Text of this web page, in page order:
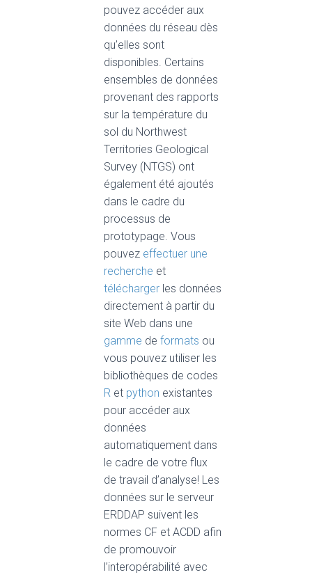
pouvez accéder aux
données du réseau dès
qu’elles sont
disponibles. Certains
ensembles de données
provenant des rapports
sur la température du
sol du Northwest
Territories Geological
Survey (NTGS) ont
également été ajoutés
dans le cadre du
processus de
prototypage. Vous
pouvez effectuer une
recherche et
télécharger les données
directement à partir du
site Web dans une
gamme de formats ou
vous pouvez utiliser les
bibliothèques de codes
R et python existantes
pour accéder aux
données
automatiquement dans
le cadre de votre flux
de travail d’analyse! Les
données sur le serveur
ERDDAP suivent les
normes CF et ACDD afin
de promouvoir
l’interopérabilité avec